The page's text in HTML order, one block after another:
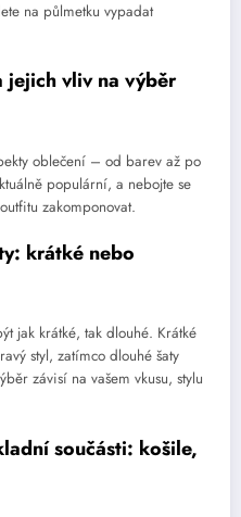
na půlmetku vypadat
vliv na výběr
oblečení – od barev až po
populární, a nebojte se
zakomponovat.
krátké nebo
jak krátké, tak dlouhé. Krátké
styl, zatímco dlouhé šaty
závisí na vašem vkusu, stylu
součásti: košile,